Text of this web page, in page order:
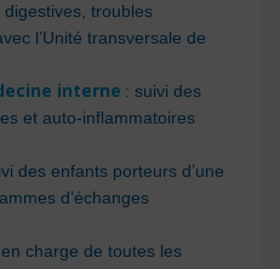
troubles
l’Unité transversale de
interne : suivi des
et auto-inflammatoires
des enfants porteurs d’une
d’échanges
charge de toutes les